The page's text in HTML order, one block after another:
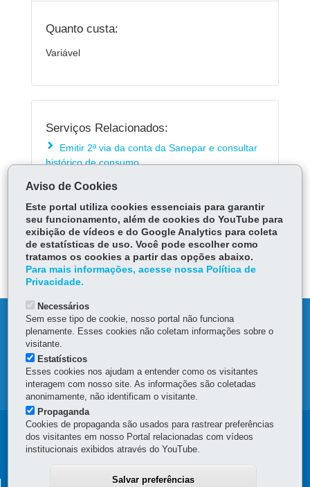
Quanto custa:
Variável
Serviços Relacionados:
Emitir 2ª via da conta da Sanepar e consultar
histórico de consumo
Acessar serviços on-line da Sanepar
ÓRGÃO RESPONSÁVEL
DEIXE SUA OPINIÃO
MAPA DO SITE
DENUNCIE CORRUPÇÃO
Navegação
principal
Aviso de Cookies
Este portal utiliza cookies essenciais para garantir
seu funcionamento, além de cookies do YouTube para
exibição de vídeos e do Google Analytics para coleta
de estatísticas de uso. Você pode escolher como
tratamos os cookies a partir das opções abaixo.
Para mais informações, acesse nossa Política de
Privacidade.
Necessários
Sem esse tipo de cookie, nosso portal não funciona
plenamente. Esses cookies não coletam informações sobre o
visitante.
Estatísticos
Esses cookies nos ajudam a entender como os visitantes
interagem com nosso site. As informações são coletadas
anonimamente, não identificam o visitante.
Propaganda
Cookies de propaganda são usados para rastrear preferências
dos visitantes em nosso Portal relacionadas com vídeos
institucionais exibidos através do YouTube.
Salvar preferências